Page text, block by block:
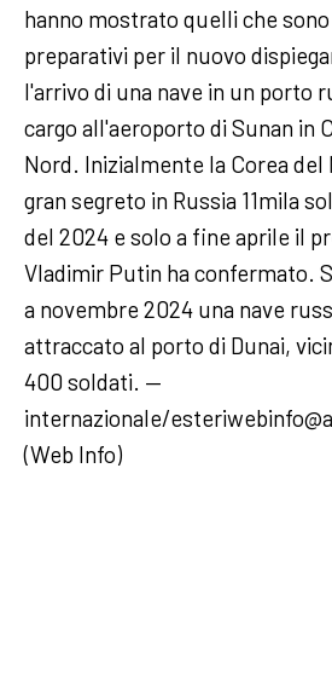
hanno mostrato quelli che
preparativi per il nuovo
l'arrivo di una nave in un porto
cargo all'aeroporto di Sunan in
Nord. Inizialmente la Corea del
gran segreto in Russia 11mila
del 2024 e solo a fine aprile il
Vladimir Putin ha confermato.
a novembre 2024 una nave
attraccato al porto di Dunai,
400 soldati. —
internazionale/
(Web Info)